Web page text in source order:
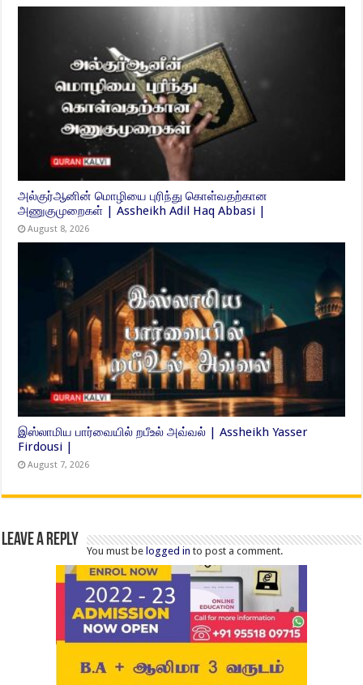
அல்குர்ஆனின் மொழியை புரிந்து கொள்வதற்கான
அணுகுமுறைகள் | Assheikh Adil Haq Abbasi |
August 8, 2026
இஸ்லாமிய பார்வையில் றபீஉல் அவ்வல் | Assheikh Yasser
Firdousi |
August 7, 2026
Leave a Reply
You must belogged in to post a comment.